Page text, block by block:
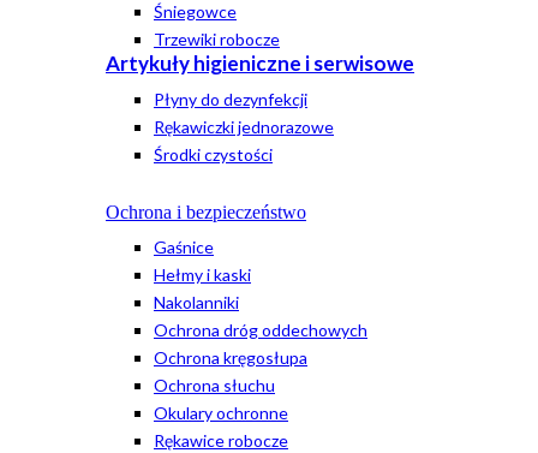
Śniegowce
Trzewiki robocze
Artykuły higieniczne i serwisowe
Płyny do dezynfekcji
Rękawiczki jednorazowe
Środki czystości
Ochrona i bezpieczeństwo
Gaśnice
Hełmy i kaski
Nakolanniki
Ochrona dróg oddechowych
Ochrona kręgosłupa
Ochrona słuchu
Okulary ochronne
Rękawice robocze